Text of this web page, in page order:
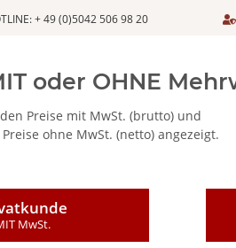
+ 49 (0)5042 506 98 20
FEINKOSTARTIKEL CAFFÈ
oder OHNE
Preise mit MwSt. (brutto) und
ohne MwSt. (netto) angezeigt.
MwSt.